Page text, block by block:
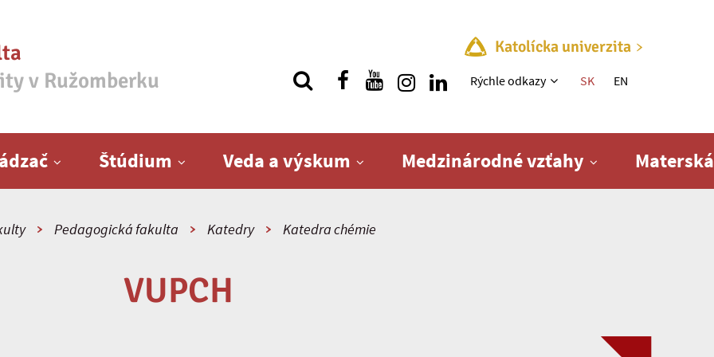
v Ružomberku
Katolícka univerzita
Rýchle menu
Rýchle odkazy SK EN
Štúdium Veda a výskum Medzinárodné vzťahy
Pedagogická fakulta Katedry Katedra chémie
VUPCH